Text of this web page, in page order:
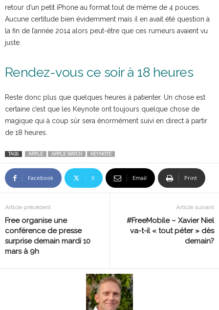
retour d’un petit iPhone au format tout de même de 4 pouces.
Aucune certitude bien évidemment mais il en avait été question à
la fin de l’année 2014 alors peut-être que ces rumeurs avaient vu
juste.
Rendez-vous ce soir à 18 heures
Reste donc plus que quelques heures à patienter. Un chose est
certaine c’est que les Keynote ont toujours quelque chose de
magique qui à coup sûr sera énormément suivi en direct à partir
de 18 heures.
TAGS APPLE APPLE WATCH KEYNOTE
Facebook X Email Print
Article précédent
Free organise une
conférence de presse
surprise demain mardi 10
mars à 9h
Article suivant
#FreeMobile – Xavier Niel
va-t-il « tout péter » dès
demain?